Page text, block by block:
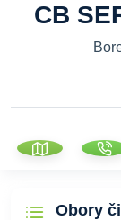
CB
Obory